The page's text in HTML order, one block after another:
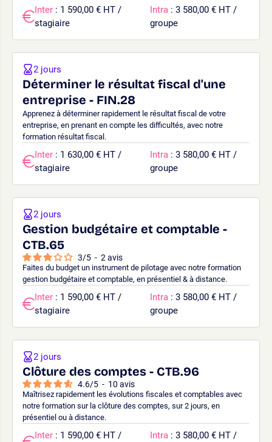
Inter : 1 590,00 € HT /
stagiaire
Intra : 3 580,00 € HT /
groupe
Déterminer le résultat fiscal d'une
entreprise - FIN.28
Apprenez à déterminer rapidement le résultat fiscal de votre
entreprise, en prenant en compte les difficultés, avec notre
formation résultat fiscal.
2 jours
Inter : 1 630,00 € HT /
stagiaire
Intra : 3 580,00 € HT /
groupe
Gestion budgétaire et comptable -
CTB.65
3/5 - 2 avis
Faites du budget un instrument de pilotage avec notre formation
gestion budgétaire et comptable, en présentiel & à distance.
2 jours
Inter : 1 590,00 € HT /
stagiaire
Intra : 3 580,00 € HT /
groupe
Clôture des comptes - CTB.96
4.6/5 - 10 avis
Maîtrisez rapidement les évolutions fiscales et comptables avec
notre formation sur la clôture des comptes, sur 2 jours, en
présentiel ou à distance.
2 jours
Inter : 1 590,00 € HT /
Intra : 3 580,00 € HT /